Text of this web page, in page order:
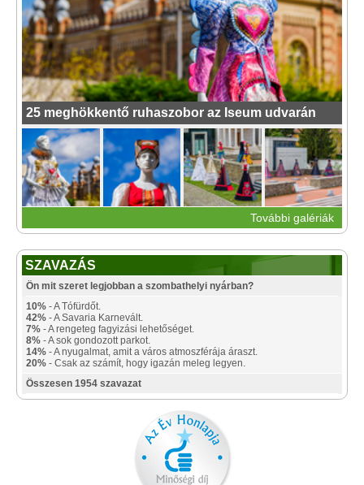
25 meghökkentő ruhaszobor az Iseum udvarán
További galériák
SZAVAZÁS
Ön mit szeret legjobban a szombathelyi nyárban?
10% - A Tófürdőt.
42% - A Savaria Karnevált.
7% - A rengeteg fagyizási lehetőséget.
8% - A sok gondozott parkot.
14% - A nyugalmat, amit a város atmoszférája áraszt.
20% - Csak az számít, hogy igazán meleg legyen.
Összesen 1954 szavazat